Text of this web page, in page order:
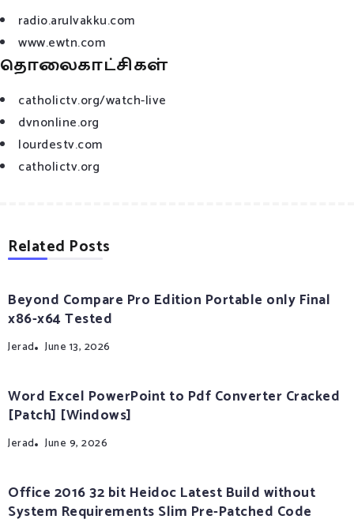
radio.arulvakku.com
www.ewtn.com
தொலைகாட்சிகள்
catholictv.org/watch-live
dvnonline.org
lourdestv.com
catholictv.org
Related Posts
Beyond Compare Pro Edition Portable only Final
x86-x64 Tested
Jerad June 13, 2026
Word Excel PowerPoint to Pdf Converter Cracked
[Patch] [Windows]
Jerad June 9, 2026
Office 2016 32 bit Heidoc Latest Build without
System Requirements Slim Pre-Patched Code